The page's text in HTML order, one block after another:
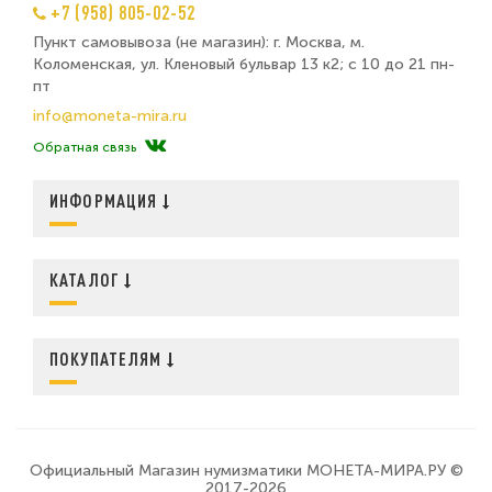
+7 (958) 805-02-52
Пункт самовывоза (не магазин): г. Москва, м.
Коломенская, ул. Кленовый бульвар 13 к2; с 10 до 21 пн-
пт
info@moneta-mira.ru
Обратная связь
ИНФОРМАЦИЯ
КАТАЛОГ
ПОКУПАТЕЛЯМ
Официальный Магазин нумизматики МОНЕТА-МИРА.РУ ©
2017-2026